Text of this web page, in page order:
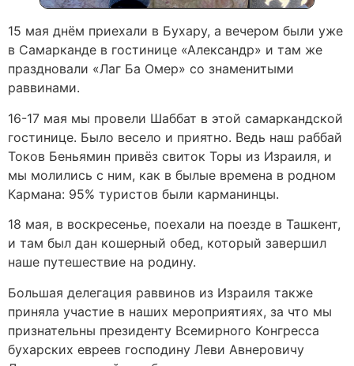
15 мая днём приехали в Бухару, а вечером были уже
в Самарканде в гостинице «Александр» и там же
праздновали «Лаг Ба Омер» со знаменитыми
раввинами.
16-17 мая мы провели Шаббат в этой самаркандской
гостинице. Было весело и приятно. Ведь наш раббай
Токов Беньямин привёз свиток Торы из Израиля, и
мы молились с ним, как в былые времена в родном
Кармана: 95% туристов были карманинцы.
18 мая, в воскресенье, поехали на поезде в Ташкент,
и там был дан кошерный обед, который завершил
наше путешествие на родину.
Большая делегация раввинов из Израиля также
приняла участие в наших мероприятиях, за что мы
признательны президенту Всемирного Конгресса
бухарских евреев господину Леви Авнеровичу